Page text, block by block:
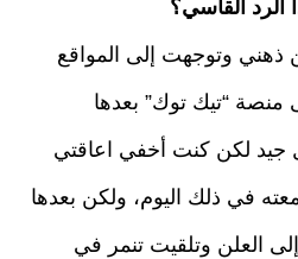
الرد القاسي؟
وتوجهت إلى المواقع
منصة “تيك توك” بعدها
جيد لكن كنت أخفي اعاقتي
في ذلك اليوم، ولكن بعدها
العلن وتلقيت تنمر في